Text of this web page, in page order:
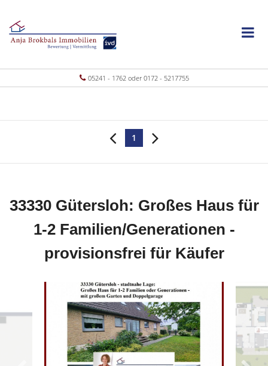
05241 - 1762 oder 0172 - 5217755
1
33330 Gütersloh: Großes Haus für
1-2 Familien/Generationen -
provisionsfrei für Käufer